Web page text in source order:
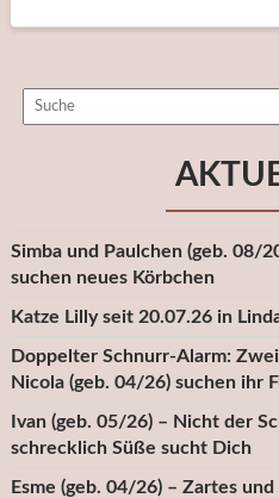
Simba und Paulchen (geb. 08/
suchen neues Körbchen
Katze Lilly seit 20.07.26 in
Doppelter Schnurr-Alarm:
Nicola (geb. 04/26) suchen ihr
Ivan (geb. 05/26) – Nicht der
schrecklich Süße sucht Dich
Esme (geb. 04/26) – Zartes